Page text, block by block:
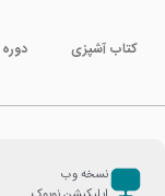
کتاب آشپزی
نسخه وب